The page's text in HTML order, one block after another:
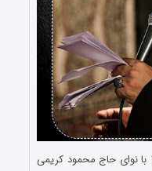
مراسم عزاداری شب تاسوعا محرم 1395 با نوای حاج محمود کریمی